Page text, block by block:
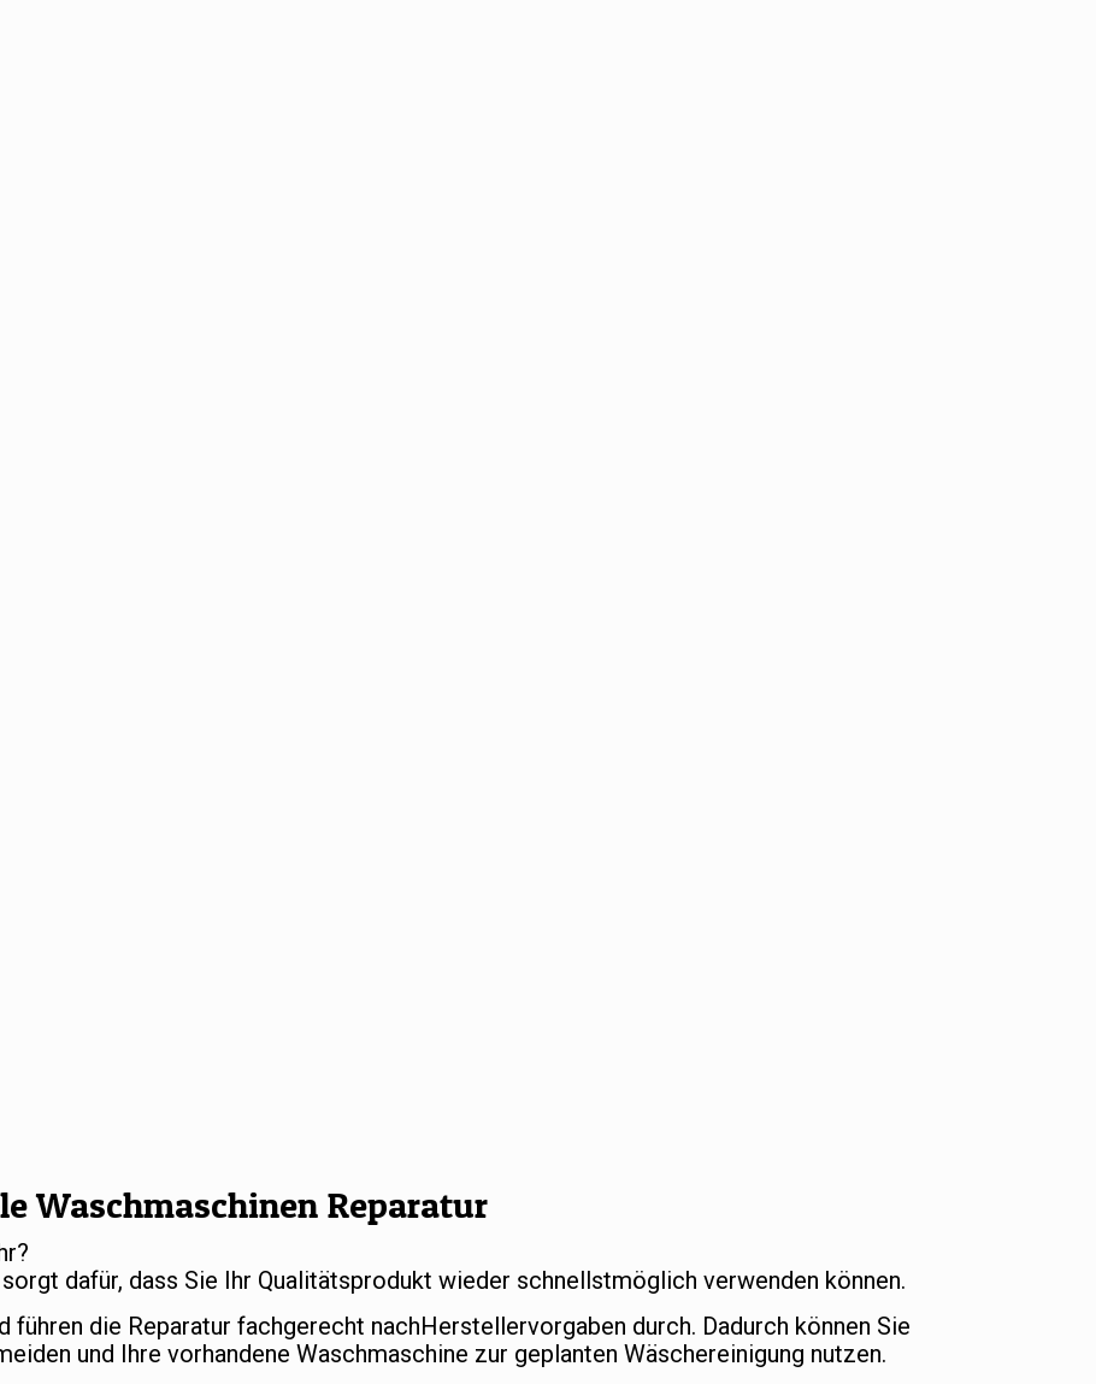
Waschmaschinen Reparatur
dafür, dass Sie Ihr Qualitätsprodukt wieder schnellstmöglich verwenden können.
die Reparatur fachgerecht nachHerstellervorgaben durch. Dadurch können Sie
und Ihre vorhandene Waschmaschine zur geplanten Wäschereinigung nutzen.